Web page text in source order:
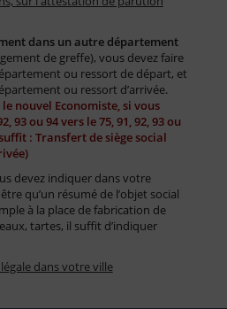
dans un autre département
de greffe), vous devez faire
ou ressort de départ, et
ou ressort d’arrivée.
nouvel Economiste, si vous
93 ou 94 vers le 75, 91, 92, 93 ou
: Transfert de siège social
devez indiquer dans votre
qu’un résumé de l’objet social
à la place de fabrication de
tartes, il suffit d’indiquer
dans votre ville